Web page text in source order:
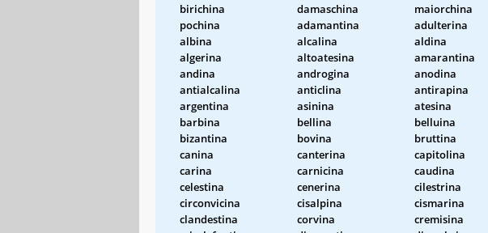
birichina damaschina maiorchina
pochina
adamantina adulterina
albina
alcalina aldina
algerina
altoatesina amarantina
andina
androgina anodina
antialcalina
anticlina antirapina
argentina
asinina atesina
barbina
bellina belluina
bizantina
bovina bruttina
canina
canterina capitolina
carina
carnicina caudina
celestina
cenerina cilestrina
circonvicina
cisalpina cismarina
clandestina
corvina cremisina